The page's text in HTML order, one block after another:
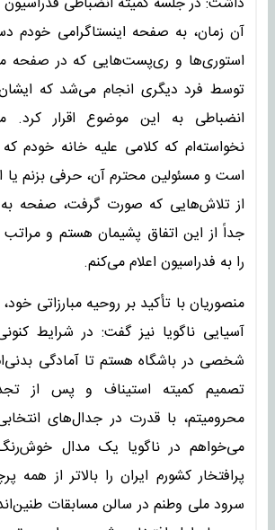
آن زمان، به صفحه اینستاگرامی‌ خودم
استوری‌ها و ری‌پست‌هایی که در صفحه
توسط فرد دیگری انجام می‌شد که
انضباطی به این موضوع اقرار کرد.
نخواسته‌ام که کلامی علیه خانه خودم
است و مسئولین محترم آن، حرفی بزنم
از تلاش‌هایی که صورت گرفت، صفحه
جداً از این اتفاق پشیمان هستم و
را به فدراسیون اعلام می‌کنم.
منصوریان با تأکید بر روحیه مبارزاتی
آسیایی ناگویا نیز گفت: در شرایط
شخصی در باشگاه هستم تا آمادگی
تصمیم کمیته استیناف و پس از
محرومیتم، با قدرت در جدال‌های
می‌خواهم در ناگویا یک مدال
پرافتخار کشورم ایران را بالاتر از همه
سرود ملی وطنم در سالن مسابقات